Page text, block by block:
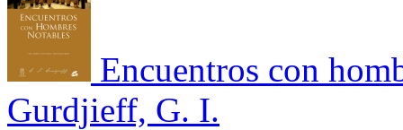
Encuentros con
Gurdjieff, G. I.